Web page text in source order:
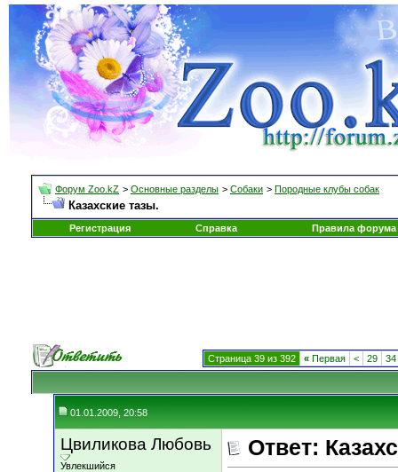
Форум Zoo.kZ > Основные разделы > Собаки > Породные клубы собак
Казахские тазы.
Регистрация Справка Правила форума
Страница 39 из 392 « Первая < 29 34
01.01.2009, 20:58
Цвиликова Любовь
Увлекшийся
Ответ: